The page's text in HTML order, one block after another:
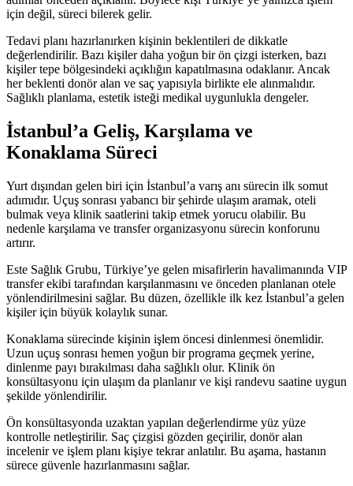
için değil, süreci bilerek gelir.
Tedavi planı hazırlanırken kişinin beklentileri de dikkatle
değerlendirilir. Bazı kişiler daha yoğun bir ön çizgi isterken, bazı
kişiler tepe bölgesindeki açıklığın kapatılmasına odaklanır. Ancak
her beklenti donör alan ve saç yapısıyla birlikte ele alınmalıdır.
Sağlıklı planlama, estetik isteği medikal uygunlukla dengeler.
İstanbul’a Geliş, Karşılama ve
Konaklama Süreci
Yurt dışından gelen biri için İstanbul’a varış anı sürecin ilk somut
adımıdır. Uçuş sonrası yabancı bir şehirde ulaşım aramak, oteli
bulmak veya klinik saatlerini takip etmek yorucu olabilir. Bu
nedenle karşılama ve transfer organizasyonu sürecin konforunu
artırır.
Este Sağlık Grubu, Türkiye’ye gelen misafirlerin havalimanında VIP
transfer ekibi tarafından karşılanmasını ve önceden planlanan otele
yönlendirilmesini sağlar. Bu düzen, özellikle ilk kez İstanbul’a gelen
kişiler için büyük kolaylık sunar.
Konaklama sürecinde kişinin işlem öncesi dinlenmesi önemlidir.
Uzun uçuş sonrası hemen yoğun bir programa geçmek yerine,
dinlenme payı bırakılması daha sağlıklı olur. Klinik ön
konsültasyonu için ulaşım da planlanır ve kişi randevu saatine uygun
şekilde yönlendirilir.
Ön konsültasyonda uzaktan yapılan değerlendirme yüz yüze
kontrolle netleştirilir. Saç çizgisi gözden geçirilir, donör alan
incelenir ve işlem planı kişiye tekrar anlatılır. Bu aşama, hastanın
sürece güvenle hazırlanmasını sağlar.